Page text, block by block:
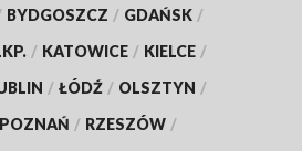
BYDGOSZCZ / GDAŃSK /
/ KATOWICE / KIELCE /
/ ŁÓDŹ / OLSZTYN /
POZNAŃ / RZESZÓW /